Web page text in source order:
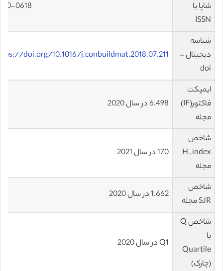
شاپا یا
ISSN
0618
شناسه
دیجیتال –
doi
doi.org/10.1016/j.conbuildmat.2018.07.211
ایمپکت
فاکتور(IF)
مجله
6.498 در سال 2020
شاخص
H_index
مجله
170 در سال 2021
شاخص
SJR مجله
1.662 در سال 2020
شاخص Q
یا
Quartile
(چارک)
Q1 در سال 2020